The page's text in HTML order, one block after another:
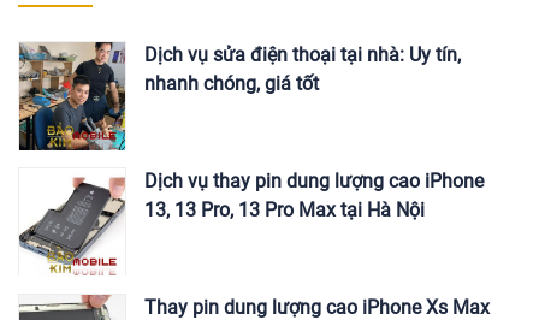
Dịch vụ sửa điện thoại tại nhà: Uy tín,
nhanh chóng, giá tốt
Dịch vụ thay pin dung lượng cao iPhone
13, 13 Pro, 13 Pro Max tại Hà Nội
Thay pin dung lượng cao iPhone Xs Max